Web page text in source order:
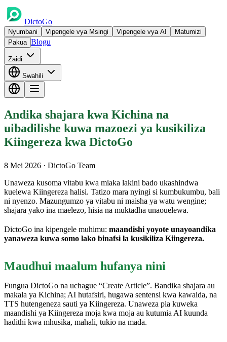
DictoGo
Nyumbani Vipengele vya Msingi Vipengele vya AI
Matumizi
Pakua Blogu
Zaidi
Swahili
Andika shajara kwa Kichina na
uibadilishe kuwa mazoezi ya kusikiliza
Kiingereza kwa DictoGo
8 Mei 2026 · DictoGo Team
Unaweza kusoma vitabu kwa miaka lakini bado ukashindwa
kuelewa Kiingereza halisi. Tatizo mara nyingi si kumbukumbu, bali
ni nyenzo. Mazungumzo ya vitabu ni maisha ya watu wengine;
shajara yako ina maelezo, hisia na muktadha unaouelewa.
DictoGo ina kipengele muhimu: maandishi yoyote unayoandika
yanaweza kuwa somo lako binafsi la kusikiliza Kiingereza.
Maudhui maalum hufanya nini
Fungua DictoGo na uchague “Create Article”. Bandika shajara au
makala ya Kichina; AI hutafsiri, hugawa sentensi kwa kawaida, na
TTS hutengeneza sauti ya Kiingereza. Unaweza pia kuweka
maandishi ya Kiingereza moja kwa moja au kutumia AI kuunda
hadithi kwa mhusika, mahali, tukio na mada.